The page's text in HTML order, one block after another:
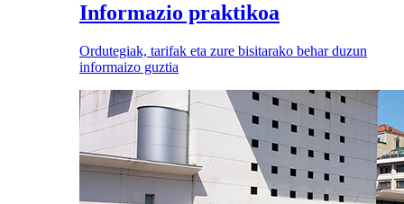
Informazio praktikoa
Ordutegiak, tarifak eta zure bisitarako behar duzun
informaizo guztia